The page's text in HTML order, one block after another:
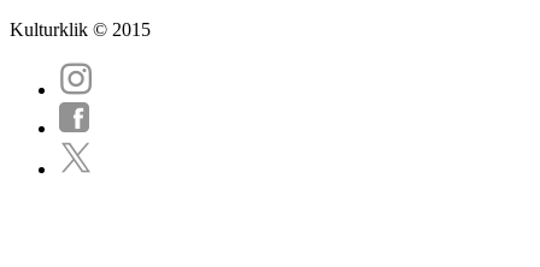
Kulturklik © 2015